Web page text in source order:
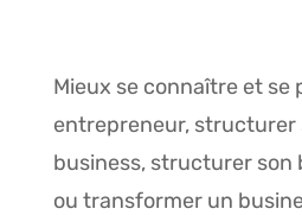
Mieux se connaître et se
entrepreneur,structurer
business, structurer son
ou transformer un